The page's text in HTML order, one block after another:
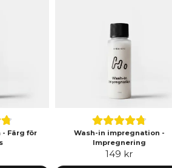
Färg för
Wash-in impregnation -
Impregnering
149 kr